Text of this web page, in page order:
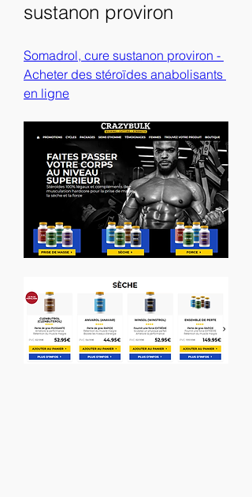
sustanon proviron
Somadrol, cure sustanon proviron -
Acheter des stéroïdes anabolisants
en ligne